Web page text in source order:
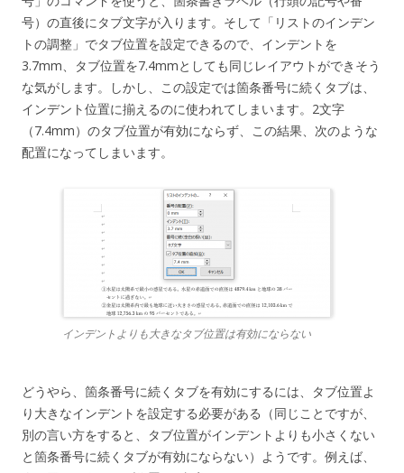
号）の直後にタブ文字が入ります。そして「リストのインデン
トの調整」でタブ位置を設定できるので、インデントを
3.7mm、タブ位置を7.4mmとしても同じレイアウトができそう
な気がします。しかし、この設定では箇条番号に続くタブは、
インデント位置に揃えるのに使われてしまいます。2文字
（7.4mm）のタブ位置が有効にならず、この結果、次のような
配置になってしまいます。
インデントよりも大きなタブ位置は有効にならない
どうやら、箇条番号に続くタブを有効にするには、タブ位置よ
り大きなインデントを設定する必要がある（同じことですが、
別の言い方をすると、タブ位置がインデントよりも小さくない
と箇条番号に続くタブが有効にならない）ようです。例えば、